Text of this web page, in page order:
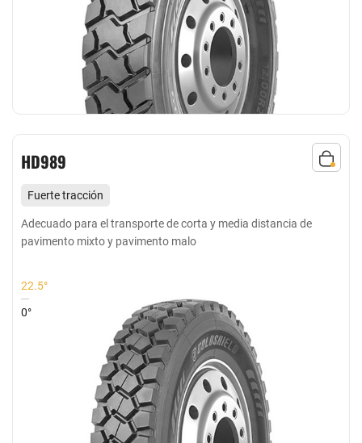
HD989
Fuerte tracción
resistente al desgarro, baja generación de calor
Adecuado para carreteras pavimentadas en general y
Adecuado para el transporte de corta y media distancia de
pavimento mixto y pavimento malo
22.5°
0°